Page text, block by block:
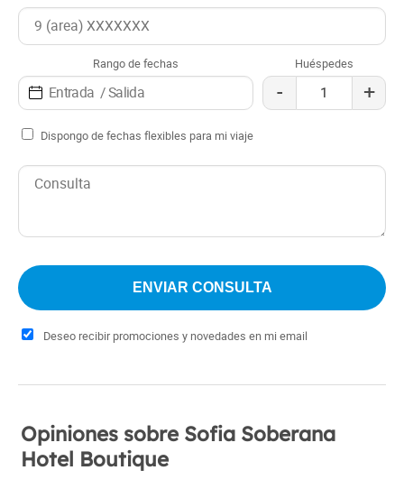
Rango de fechas Huéspedes
- +
Dispongo de fechas flexibles para mi viaje
Deseo recibir promociones y novedades en mi email
Opiniones sobre Sofia Soberana
Hotel Boutique